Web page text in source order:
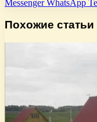
Messenger WhatsApp
Похожие статьи